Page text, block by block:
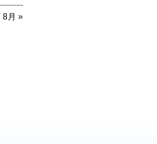
8月 »